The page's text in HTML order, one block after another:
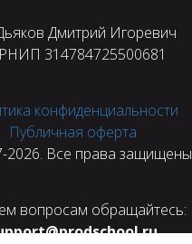
Дмитрий Игоревич
314784725500681
конфиденциальности
Публичная оферта
2026. Все права защищены
вопросам обращайтесь: